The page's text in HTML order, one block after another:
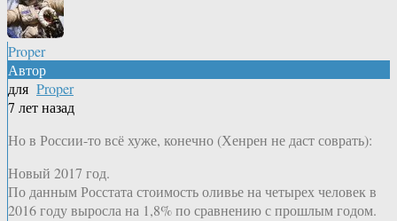
Proper
Автор
для Proper
7 лет назад
Но в России-то всё хуже, конечно (Хенрен не даст соврать):
Новый 2017 год.
По данным Росстата стоимость оливье на четырех человек в
2016 году выросла на 1,8% по сравнению с прошлым годом.